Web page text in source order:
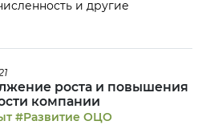
и другие
роста и повышения
компании
#Развитие ОЦО